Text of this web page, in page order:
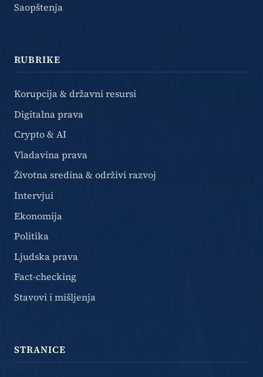
Saopštenja
RUBRIKE
Korupcija & državni resursi
Digitalna prava
Crypto & AI
Vladavina prava
Životna sredina & održivi razvoj
Intervjui
Ekonomija
Politika
Ljudska prava
Fact-checking
Stavovi i mišljenja
STRANICE